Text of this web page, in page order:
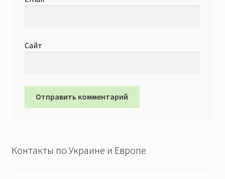
Сайт
Контакты по Украине и Европе